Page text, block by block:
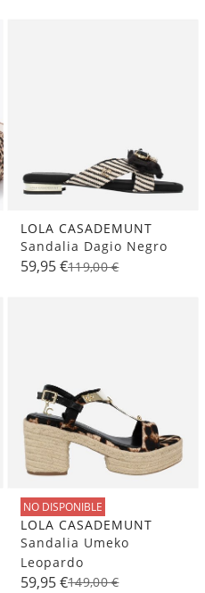
LOLA CASADEMUNT
Sandalia Dagio Negro
59,95 €119,00 €
NO DISPONIBLE
LOLA CASADEMUNT
Sandalia Umeko
Leopardo
59,95 €149,00 €